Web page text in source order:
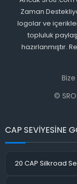
Zaman
logolar ve
topluluk
hazırlanmıştır.
Bize
©
CAP SEVİYESİNE
20 CAP Silkroad